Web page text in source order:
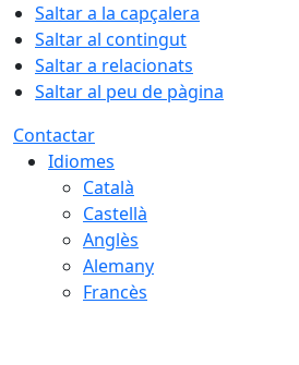
Saltar a la capçalera
Saltar al contingut
Saltar a relacionats
Saltar al peu de pàgina
Contactar
Idiomes
Català
Castellà
Anglès
Alemany
Francès